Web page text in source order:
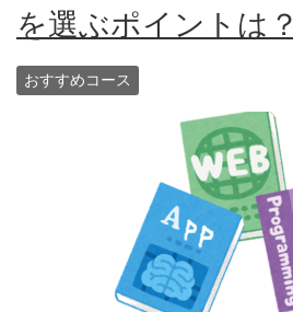
を選ぶポイントは？
おすすめコース